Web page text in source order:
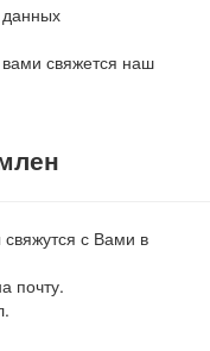
свяжется наш
с Вами в
почту.